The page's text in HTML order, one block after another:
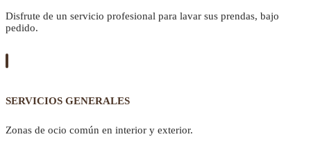
Disfrute de un servicio profesional para lavar sus prendas, bajo
pedido.
SERVICIOS GENERALES
Zonas de ocio común en interior y exterior.